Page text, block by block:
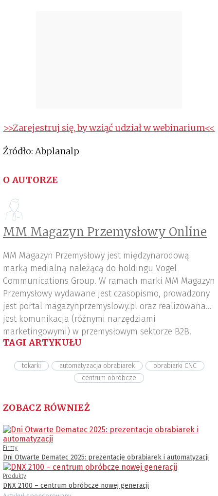
>>Zarejestruj się, by wziąć udział w webinarium<<
Źródło: Abplanalp
O AUTORZE
MM Magazyn Przemysłowy Online
MM Magazyn Przemysłowy jest międzynarodową
marką medialną należącą do holdingu Vogel
Communications Group. W ramach marki MM Magazyn
Przemysłowy wydawane jest czasopismo, prowadzony
jest portal magazynprzemyslowy.pl oraz realizowana
jest komunikacja (różnymi narzędziami
marketingowymi) w przemysłowym sektorze B2B.
TAGI ARTYKUŁU
tokarki automatyzacja obrabiarek
obrabiarki CNC
centrum obróbcze
ZOBACZ RÓWNIEŻ
Firmy
Dni Otwarte Dematec 2025: prezentacje obrabiarek i automatyzacji
Produkty
DNX 2100 – centrum obróbcze nowej generacji